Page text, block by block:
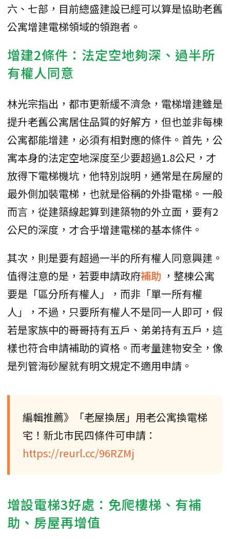
六、七部，目前總盛建設已經可以算是協助老舊
公寓增建電梯領域的領跑者。
增建2條件：法定空地夠深、過半所
有權人同意
林光宗指出，都市更新緩不濟急，電梯增建雖是
提升老舊公寓居住品質的好解方，但也並非每棟
公寓都能增建，必須有相對應的條件。首先，公
寓本身的法定空地深度至少要超過1.8公尺，才
放得下電梯機坑，他特別說明，通常是在房屋的
最外側加裝電梯，也就是俗稱的外掛電梯。一般
而言，從建築線起算到建築物的外立面，要有2
公尺的深度，才合乎增建電梯的基本條件。
其次，則是要有超過一半的所有權人同意興建。
值得注意的是，若要申請政府補助 ，整棟公寓
要是「區分所有權人」，而非「單一所有權
人」，不過，只要所有權人不是同一人即可，假
若是家族中的哥哥持有五戶、弟弟持有五戶，這
樣也符合申請補助的資格。而考量建物安全，像
是列管海砂屋就有明文規定不適用申請。
編輯推薦》「老屋換居」用老公寓換電梯
宅！新北市民四條件可申請：
https://reurl.cc/96RZMj
增設電梯3好處：免爬樓梯、有補
助、房屋再增值